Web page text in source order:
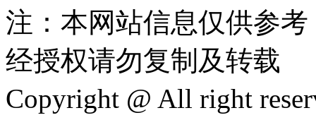
注：本网站信息仅供参
经授权请勿复制及转载
Copyright @ All right